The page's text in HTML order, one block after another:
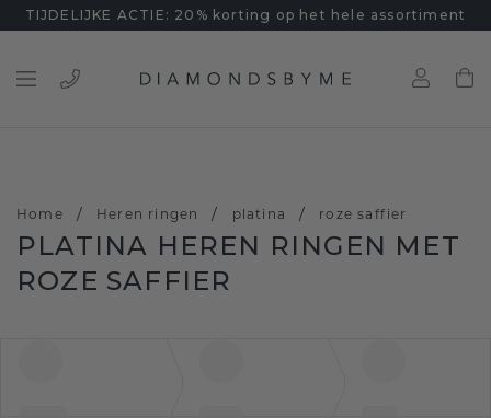
TIJDELIJKE ACTIE: 20% korting op het hele assortiment
Home / Heren ringen / platina / roze saffier
PLATINA HEREN RINGEN MET
ROZE SAFFIER